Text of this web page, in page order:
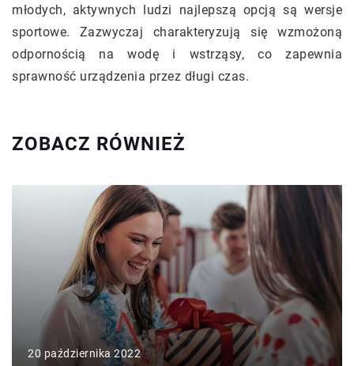
młodych, aktywnych ludzi najlepszą opcją są wersje
sportowe. Zazwyczaj charakteryzują się wzmożoną
odpornością na wodę i wstrząsy, co zapewnia
sprawność urządzenia przez długi czas.
ZOBACZ RÓWNIEŻ
20 października 2022